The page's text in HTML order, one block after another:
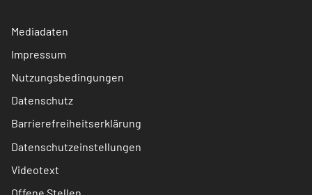
Mediadaten
Impressum
Nutzungsbedingungen
Datenschutz
Barrierefreiheitserklärung
Datenschutzeinstellungen
Videotext